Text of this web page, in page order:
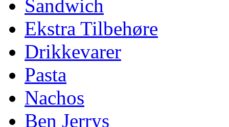
Sandwich
Ekstra Tilbehøre
Drikkevarer
Pasta
Nachos
Ben Jerrys